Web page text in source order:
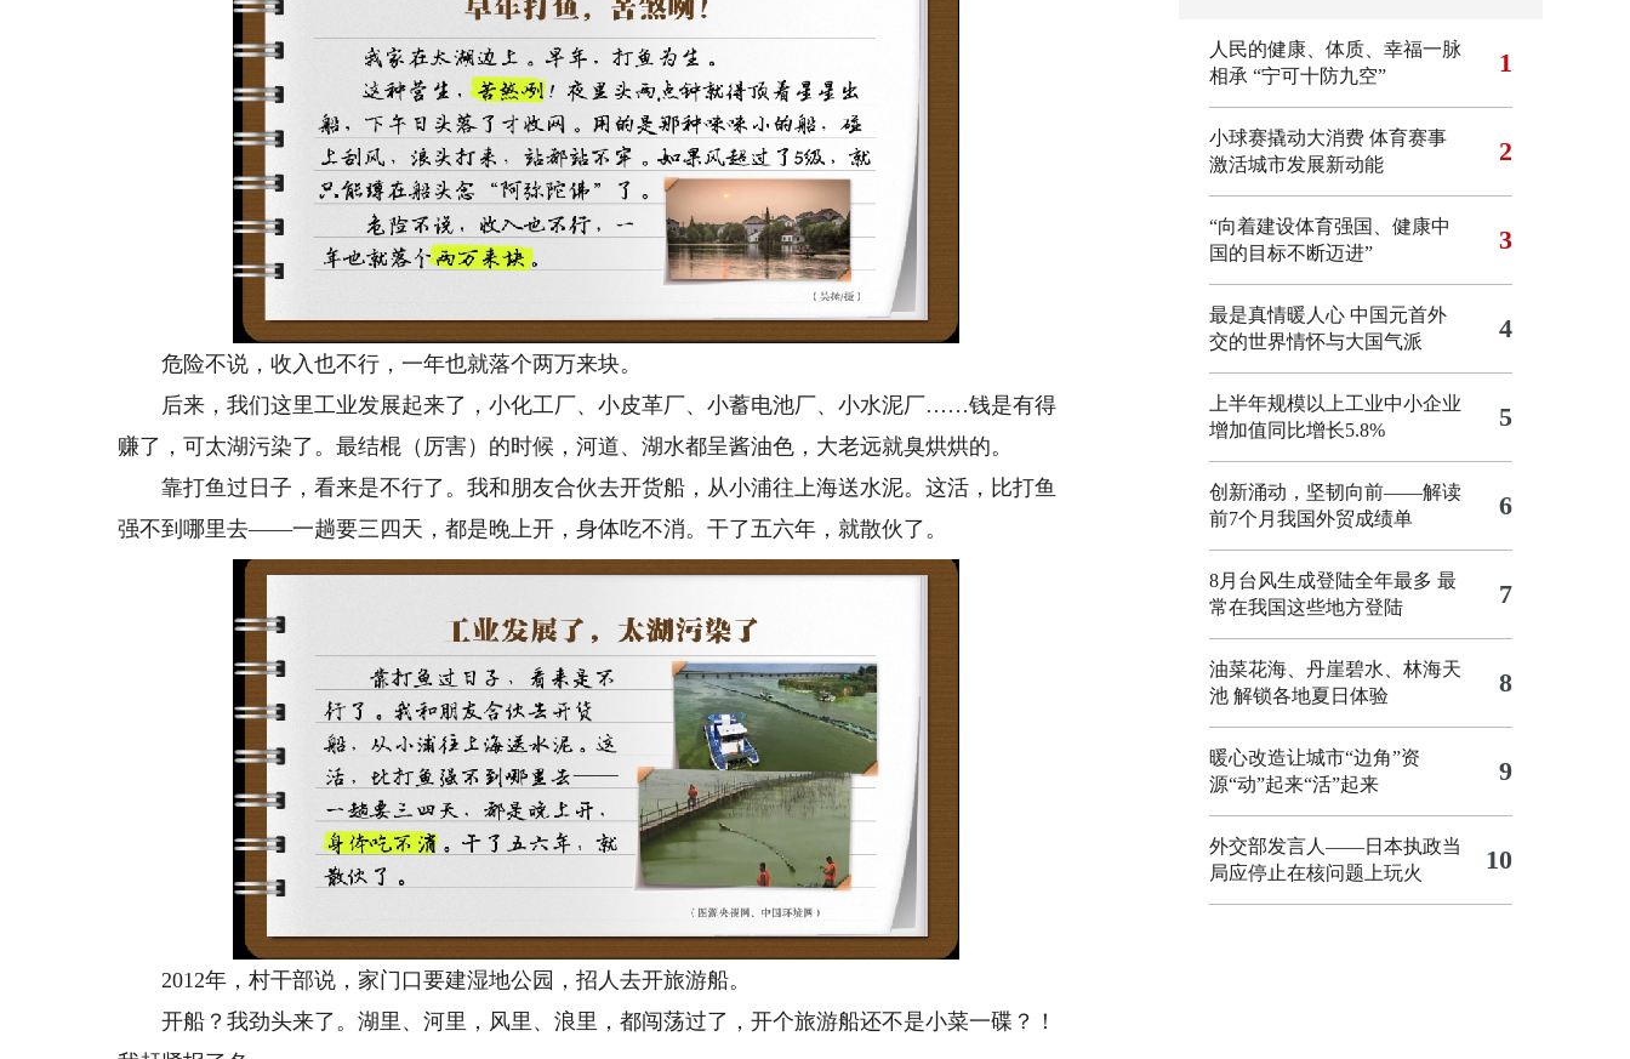
危险不说，收入也不行，一年也就落个两万来块。
后来，我们这里工业发展起来了，小化工厂、小皮革厂、小蓄电池厂、小水泥厂……钱是有得
赚了，可太湖污染了。最结棍（厉害）的时候，河道、湖水都呈酱油色，大老远就臭烘烘的。
靠打鱼过日子，看来是不行了。我和朋友合伙去开货船，从小浦往上海送水泥。这活，比打鱼
强不到哪里去——一趟要三四天，都是晚上开，身体吃不消。干了五六年，就散伙了。
2012年，村干部说，家门口要建湿地公园，招人去开旅游船。
开船？我劲头来了。湖里、河里，风里、浪里，都闯荡过了，开个旅游船还不是小菜一碟？！
人民的健康、体质、幸福一脉
相承 “宁可十防九空” 1
小球赛撬动大消费 体育赛事
激活城市发展新动能
2
“向着建设体育强国、健康中
国的目标不断迈进”
3
最是真情暖人心 中国元首外
交的世界情怀与大国气派
4
上半年规模以上工业中小企业
增加值同比增长5.8%
5
创新涌动，坚韧向前——解读
前7个月我国外贸成绩单
6
8月台风生成登陆全年最多 最
常在我国这些地方登陆
7
油菜花海、丹崖碧水、林海天
池 解锁各地夏日体验
8
暖心改造让城市“边角”资
源“动”起来“活”起来
9
外交部发言人——日本执政当
局应停止在核问题上玩火
10